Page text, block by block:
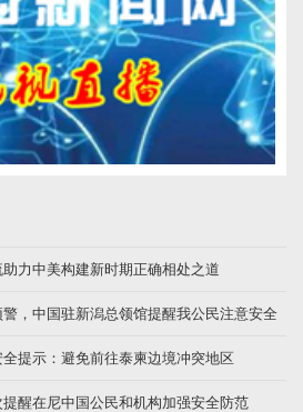
力中美构建新时期正确相处之道
，中国驻新潟总领馆提醒我公民注意安全
提示：避免前往泰柬边境冲突地区
醒在尼中国公民和机构加强安全防范